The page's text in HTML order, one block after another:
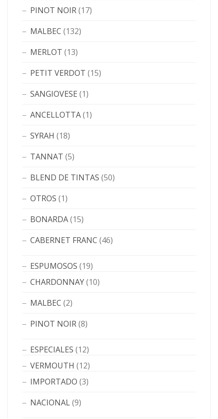
PINOT NOIR(17)
MALBEC (132)
MERLOT (13)
PETIT VERDOT (15)
SANGIOVESE (1)
ANCELLOTTA(1)
SYRAH (18)
TANNAT (5)
BLEND DE TINTAS (50)
OTROS (1)
BONARDA(15)
CABERNET FRANC (46)
ESPUMOSOS (19)
CHARDONNAY(10)
MALBEC (2)
PINOT NOIR(8)
ESPECIALES (12)
VERMOUTH (12)
IMPORTADO (3)
NACIONAL(9)